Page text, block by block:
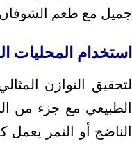
جميل مع طعم
استخدام المحليات
لتحقيق التوازن
الناضج أو التمر